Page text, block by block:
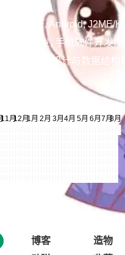
Java EE, Android, J2ME/K-
WEB开发, 手机软件开发,
CXO, 软件设计与数据结构
博客
造物